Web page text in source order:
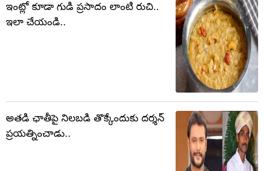
ఇంట్లో కూడా గుడి ప్రసాదం లాంటి రుచి..
ఇలా చేయండి..
అతడి ఛాతీపై నిలబడి తొక్కేందుకు దర్శన్
ప్రయత్నించాడు..